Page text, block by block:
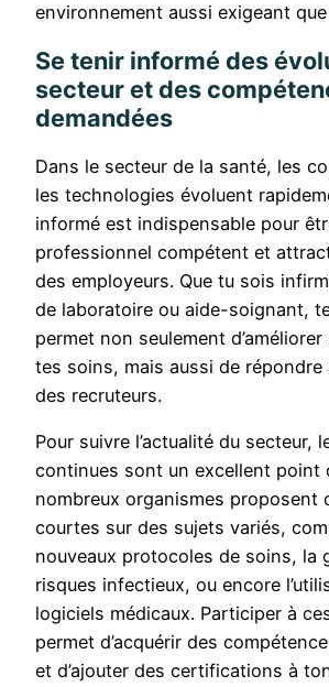
environnement aussi exigeant
Se tenir informé des
secteur et des
demandées
Dans le secteur de la santé, les
les technologies évoluent
informé est indispensable pour
professionnel compétent et
des employeurs. Que tu sois
de laboratoire ou aide-soignant,
permet non seulement
tes soins, mais aussi de répondre
des recruteurs.
Pour suivre l’actualité du secteur,
continues sont un excellent point
nombreux organismes proposent
courtes sur des sujets variés,
nouveaux protocoles de soins, la
risques infectieux, ou encore
logiciels médicaux. Participer à
permet d’acquérir des
et d’ajouter des certifications à